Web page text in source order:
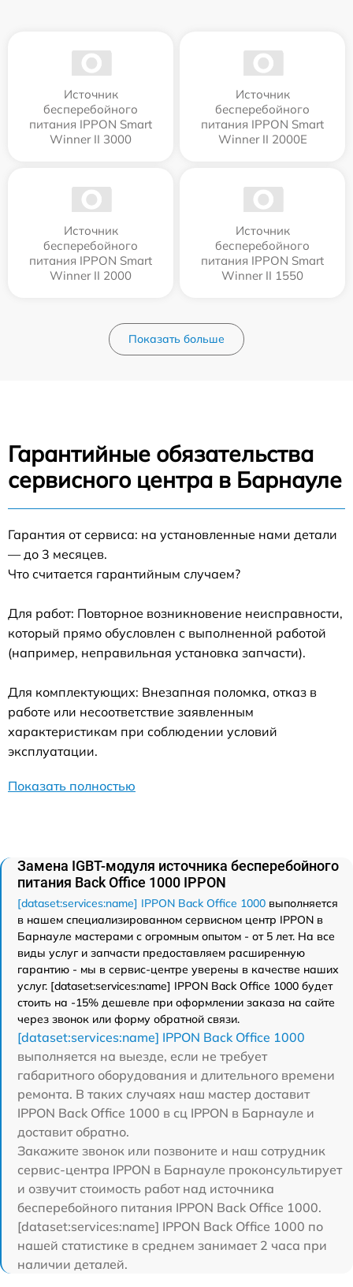
Источник
бесперебойного
питания IPPON Smart
Winner II 3000
Источник
бесперебойного
питания IPPON Smart
Winner II 2000E
Источник
бесперебойного
питания IPPON Smart
Winner II 2000
Источник
бесперебойного
питания IPPON Smart
Winner II 1550
Показать больше
Гарантийные обязательства
сервисного центра в Барнауле
Гарантия от сервиса: на установленные нами детали
— до 3 месяцев.
Что считается гарантийным случаем?
Для работ: Повторное возникновение неисправности,
который прямо обусловлен с выполненной работой
(например, неправильная установка запчасти).
Для комплектующих: Внезапная поломка, отказ в
работе или несоответствие заявленным
характеристикам при соблюдении условий
эксплуатации.
Показать полностью
Замена IGBT-модуля источника бесперебойного
питания Back Office 1000 IPPON
[dataset:services:name] IPPON Back Office 1000 выполняется
в нашем специализированном сервисном центр IPPON в
Барнауле мастерами с огромным опытом - от 5 лет. На все
виды услуг и запчасти предоставляем расширенную
гарантию - мы в сервис-центре уверены в качестве наших
услуг. [dataset:services:name] IPPON Back Office 1000 будет
стоить на -15% дешевле при оформлении заказа на сайте
через звонок или форму обратной связи.
[dataset:services:name] IPPON Back Office 1000
выполняется на выезде, если не требует
габаритного оборудования и длительного времени
ремонта. В таких случаях наш мастер доставит
IPPON Back Office 1000 в сц IPPON в Барнауле и
доставит обратно.
Закажите звонок или позвоните и наш сотрудник
сервис-центра IPPON в Барнауле проконсультирует
и озвучит стоимость работ над источника
бесперебойного питания IPPON Back Office 1000.
[dataset:services:name] IPPON Back Office 1000 по
нашей статистике в среднем занимает 2 часа при
наличии деталей.